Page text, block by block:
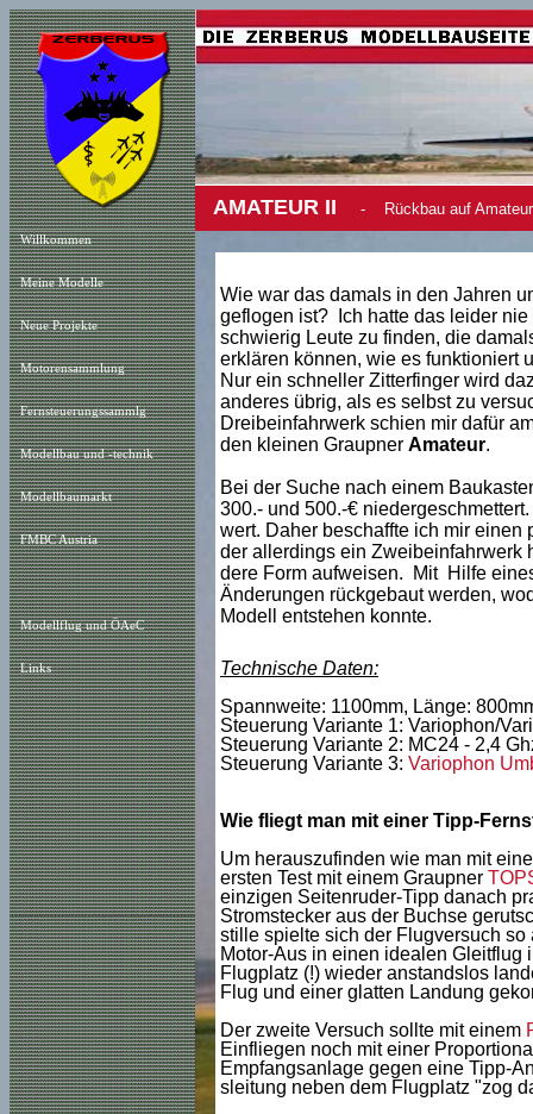
Willkommen
Meine Modelle
Neue Projekte
Motorensammlung
Fernsteuerungssammlg
Modellbau und -technik
Modellbaumarkt
FMBC Austria
Modellflug und ÖAeC
Links
AMATEUR II - Rückbau auf Amateur
Wie war das damals in den Jahren
geflogen ist? Ich hatte das leider
schwierig Leute zu finden, die
erklären können, wie es funktioniert
Nur ein schneller Zitterfinger wird
anderes übrig, als es selbst zu
Dreibeinfahrwerk schien mir dafür
den kleinen Graupner Amateur.
Bei der Suche nach einem
300.- und 500.-€
wert. Daher beschaffte ich mir
der allerdings ein Zweibeinfahrwerk
dere Form aufweisen. Mit Hilfe
Änderungen rückgebaut werden,
Modell entstehen konnte.
Technische Daten:
Spannweite: 1100mm, Länge:
Steuerung Variante 1: Variophon/
Steuerung Variante 2: MC24 - 2,4
Steuerung Variante 3: Variophon
Wie fliegt man mit einer Tipp-
Um herauszufinden wie man mit
ersten Test mit einem Graupner
einzigen Seitenruder-Tipp danach
Stromstecker aus der Buchse
stille spielte sich der Flugversuch
Motor-Aus in einen idealen
Flugplatz (!) wieder anstandslos
Flug und einer glatten Landung
Der zweite Versuch sollte mit einem
Einfliegen noch mit einer
Empfangsanlage gegen eine Tipp-
sleitung neben dem Flugplatz "zog